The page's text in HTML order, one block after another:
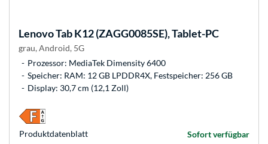
LenovoTab K12 (ZAGG0085SE), Tablet-PC
grau, Android, 5G
Prozessor: MediaTek Dimensity 6400
Speicher: RAM: 12 GB LPDDR4X, Festspeicher: 256 GB
Display: 30,7 cm (12,1 Zoll)
Sofort verfügbar
Produkt­datenblatt